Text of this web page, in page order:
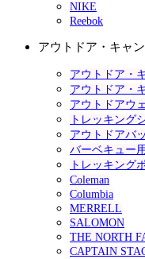
NIKE
Reebok
アウトドア・キャ
アウトドア・
アウトドア・
アウトドアウ
トレッキング
アウトドアバ
バーベキュー
トレッキング
Coleman
Columbia
MERRELL
SALOMON
THE NORTH
CAPTAIN